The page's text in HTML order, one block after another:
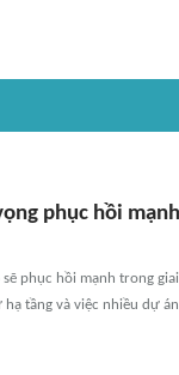
phục hồi
phục hồi mạnh trong
tầng và việc nhiều dự